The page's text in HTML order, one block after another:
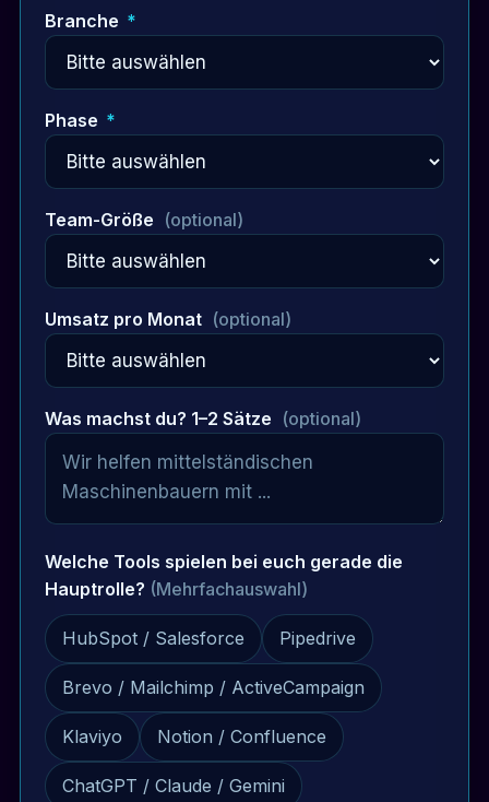
Branche *
Phase *
Team-Größe (optional)
Umsatz pro Monat (optional)
Was machst du? 1–2 Sätze (optional)
Welche Tools spielen bei euch gerade die
Hauptrolle? (Mehrfachauswahl)
HubSpot / Salesforce Pipedrive
Brevo / Mailchimp / ActiveCampaign
Klaviyo Notion / Confluence
ChatGPT / Claude / Gemini